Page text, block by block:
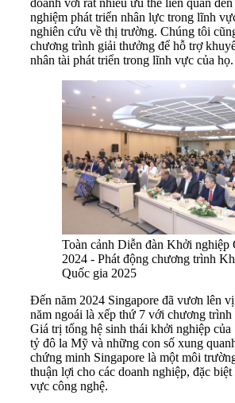
nghiệm phát triển nhân lực trong lĩnh
nghiên cứu về thị trường. Chúng tôi
chương trình giải thưởng để hỗ trợ
nhân tài phát triển trong lĩnh vực của họ.
Toàn cảnh Diễn đàn Khởi nghiệp
2024 - Phát động chương trình
Quốc gia 2025
Đến năm 2024 Singapore đã vươn lên
năm ngoái là xếp thứ 7 với chương
Giá trị tổng hệ sinh thái khởi nghiệp của
tỷ đô la Mỹ và những con số xung
chứng minh Singapore là một môi
thuận lợi cho các doanh nghiệp, đặc
vực công nghệ.